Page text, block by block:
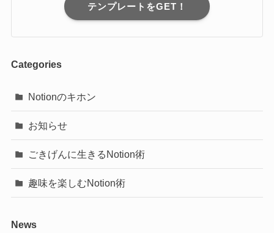
テンプレートをGET！
Categories
Notionのキホン
お知らせ
ごきげんに生きるNotion術
趣味を楽しむNotion術
News